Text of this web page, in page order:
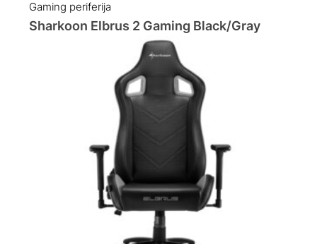
Gaming periferija
Sharkoon Elbrus 2 Gaming Black/Gray